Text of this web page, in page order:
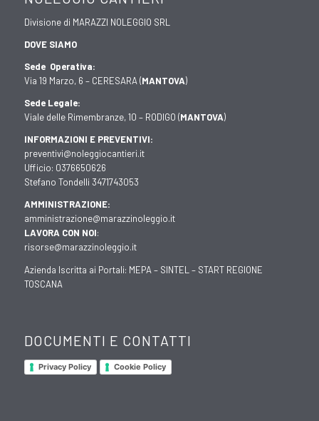
Divisione di MARAZZI NOLEGGIO SRL
DOVE SIAMO
Sede Operativa:
Via 19 Marzo, 6 – CERESARA (MANTOVA)
Sede Legale:
Viale delle Rimembranze, 10 – RODIGO (MANTOVA)
INFORMAZIONI E PREVENTIVI:
preventivi@noleggiocantieri.it
Ufficio: 0376650626
Stefano Tondelli 3471743053
AMMINISTRAZIONE:
amministrazione@marazzinoleggio.it
LAVORA CON NOI:
risorse@marazzinoleggio.it
Azienda Iscritta ai Portali: MEPA – SINTEL – START REGIONE
TOSCANA
DOCUMENTI E CONTATTI
Privacy Policy Cookie Policy